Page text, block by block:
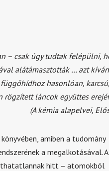
– csak úgy tudtak felépülni,
alátámasztották … azt
hasonlóan,
rögzített láncok együttes
(A kémia alapelvei,
amiben a tudomány
a megalkotásával. A
hitt – atomokból